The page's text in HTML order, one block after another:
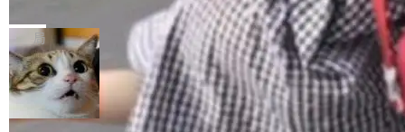
iel Gross 来自 Weil 律所，2 月 23 日下午 5:53
给 OpenAI 总法律顾问 Che Chang 发了封邮
件，附了一封长信，要求 OpenAI 配合调查前苹
果员工带走机密信...
C版的产品，搭载“人机双写”重磅功能——你写
你的，AI写AI的，同屏协作互不干扰。一句话让
AI帮你干活，现在开启全新体验！ 温馨提示：
体验WorkBuddy鸿蒙PC版前，请将 HUAWEI M
atePad Edge 升级至 HarmonyOS 6.1.0.135S
P9 patch03及以上版本。 *升级路径：设置 > 搜
全球知名开源多媒体框架 FFmpeg 今天正式发
布了 9.0 版本。这个版本除了带来新一代音视频
处理能力和硬件加速支持之外，还有一个特殊之
处：FFmpeg 9.0 的代号是“Lei”。 这个名字，
来自中国开发者雷霄骅（Lei Xiaohua）。 对于
很多中国音视频开发者而言，这个名字并不陌
局